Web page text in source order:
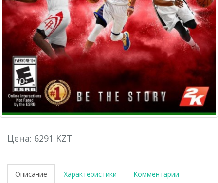
Цена: 6291 KZT
Описание Характеристики
Комментарии